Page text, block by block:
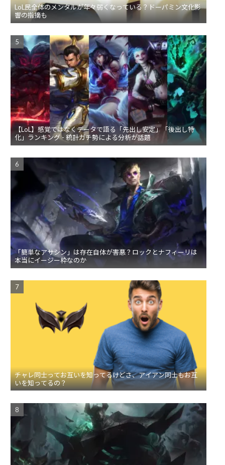
LoL民全体のメンタルが年々弱くなっている？ドーパミン文化影
響の指摘も
【LoL】感覚ではなくデータで語る「先出し安定」「後出し特
化」ランキング - 統計ガチ勢による分析が話題
「簡単なアサシン」は存在自体が害悪？ロックとナフィーリは
本当にイージー枠なのか
チャレ同士ってお互いを知ってるけどさ、アイアン同士もお互
いを知ってるの？